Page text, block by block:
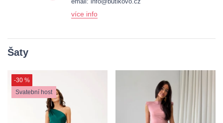
více info
Šaty
-30 %
Svatební host